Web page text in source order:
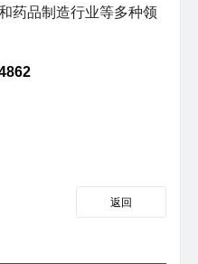
药品制造行业等多种领
返回